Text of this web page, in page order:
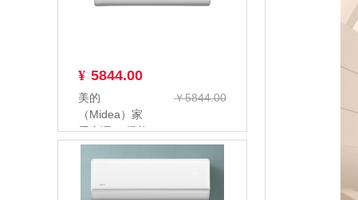
¥ 5844.00
￥5844.00
美的
（Midea）家
用空调 一级能
效 智能家电
变频冷暖